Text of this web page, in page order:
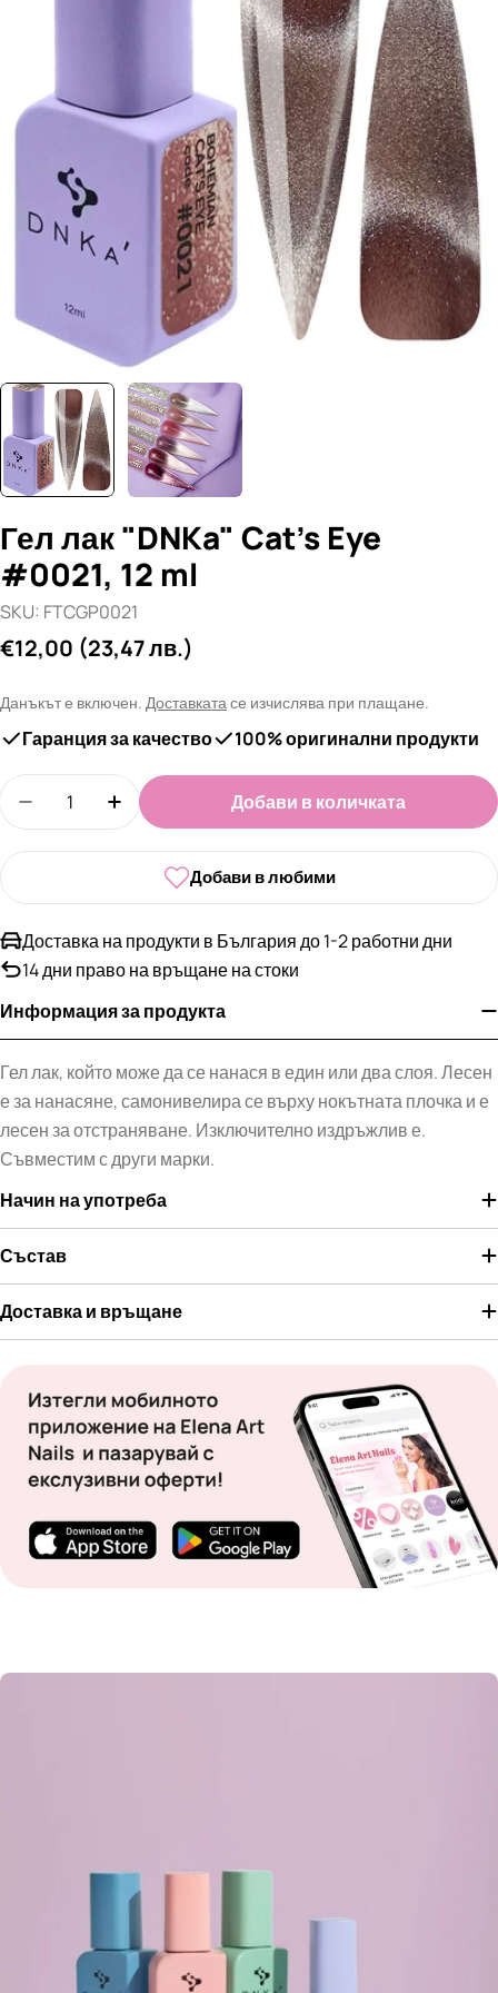
медия 0 в прозорец
Гел лак "DNKa" Cat's Eye
#0021, 12 ml
SKU: FTCGP0021
Редовна
€12,00 (23,47 лв.)
Данъкът е включен. Доставката се изчислява при плащане.
Гаранция за качество 100% оригинални продукти
Намали количеството за Гел лак
Увеличи количеството за Гел лак
Добави в количката
Добави в любими
Доставка на продукти в България до 1-2 работни дни
14 дни право на връщане на стоки
Информация за продукта
Гел лак, който може да се нанася в един или два слоя. Лесен
е за нанасяне, самонивелира се върху нокътната плочка и е
лесен за отстраняване. Изключително издръжлив е.
Съвместим с други марки.
Начин на употреба
Състав
Доставка и връщане